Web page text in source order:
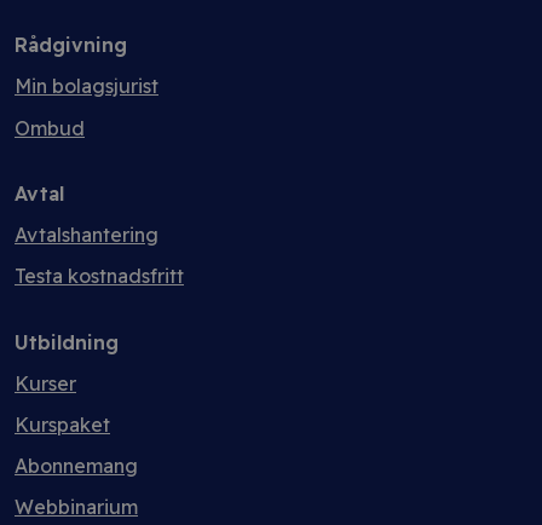
Rådgivning
Min bolagsjurist
Ombud
Avtal
Avtalshantering
Testa kostnadsfritt
Utbildning
Kurser
Kurspaket
Abonnemang
Webbinarium